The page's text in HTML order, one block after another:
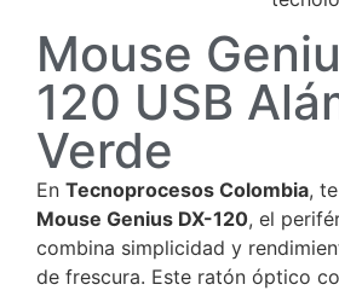
Mouse
120 USB
Verde
En Tecnoprocesos Colombia,
Mouse Genius DX-120, el
combina simplicidad y
de frescura. Este ratón óptico